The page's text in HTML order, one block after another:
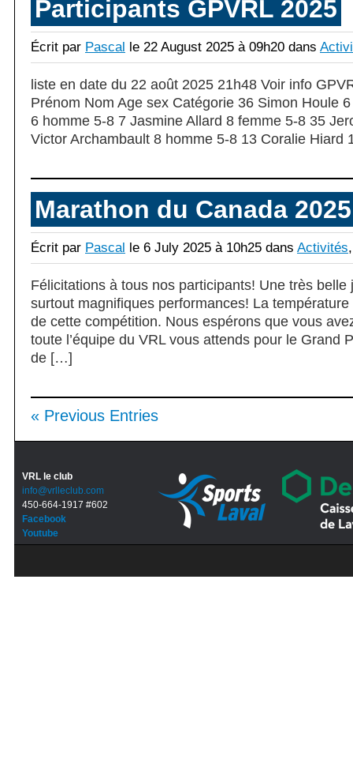
Participants GPVRL 2025
Écrit par Pascal le 22 August 2025 à 09h20 dans
liste en date du 22 août 2025 21h48 Voir info
Prénom Nom Age sex Catégorie 36 Simon Houle
6 homme 5-8 7 Jasmine Allard 8 femme 5-8 35
Victor Archambault 8 homme 5-8 13 Coralie Hiard
Marathon du Canada 2025
Écrit par Pascal le 6 July 2025 à 10h25 dans Activités
Félicitations à tous nos participants! Une très
surtout magnifiques performances! La
de cette compétition. Nous espérons que vous
toute l’équipe du VRL vous attends pour le Grand
de […]
« Previous Entries
VRL le club
info@vrlleclub.com
450-664-1917 #602
Facebook
Youtube